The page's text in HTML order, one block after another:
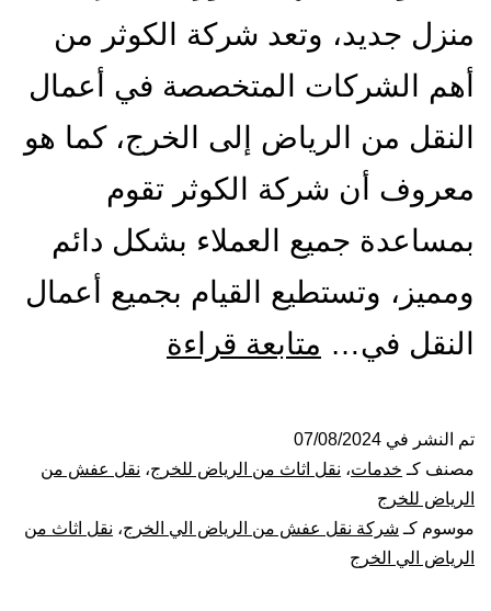
منزل جديد، وتعد شركة الكوثر من
أهم الشركات المتخصصة في أعمال
النقل من الرياض إلى الخرج، كما هو
معروف أن شركة الكوثر تقوم
بمساعدة جميع العملاء بشكل دائم
ومميز، وتستطيع القيام بجميع أعمال
النقل في… متابعة قراءة
الرياض
تم النشر في 07/08/2024
مصنف كـ خدمات، نقل اثاث من الرياض للخرج، نقل عفش من
الرياض للخرج
موسوم كـ شركة نقل عفش من الرياض الي الخرج، نقل اثاث من
الرياض الي الخرج